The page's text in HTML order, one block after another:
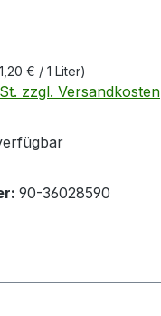
€ / 1 Liter)
zzgl. Versandkosten
90-36028590